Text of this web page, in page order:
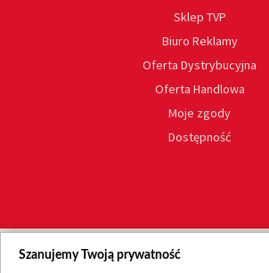
Sklep TVP
Biuro Reklamy
Oferta Dystrybucyjna
Oferta Handlowa
Moje zgody
Dostępność
Szanujemy Twoją prywatność